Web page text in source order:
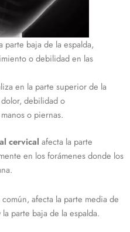
parte baja de la espalda,
o debilidad en las
en la parte superior de la
debilidad o
o piernas.
cervical afecta la parte
en los forámenes donde los
afecta la parte media de
parte baja de la espalda.